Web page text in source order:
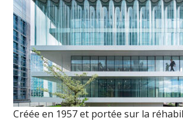
Créée en 1957 et portée sur la